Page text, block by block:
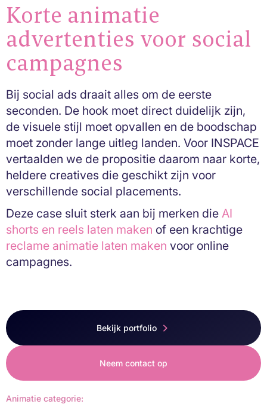
Korte animatie
advertenties voor social
campagnes
Bij social ads draait alles om de eerste
seconden. De hook moet direct duidelijk zijn,
de visuele stijl moet opvallen en de boodschap
moet zonder lange uitleg landen. Voor INSPACE
vertaalden we de propositie daarom naar korte,
heldere creatives die geschikt zijn voor
verschillende social placements.
Deze case sluit sterk aan bij merken die AI
shorts en reels laten maken of een krachtige
reclame animatie laten maken voor online
campagnes.
Bekijk portfolio
Neem contact op
Animatie categorie: